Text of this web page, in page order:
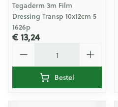
Tegaderm 3m Film
Dressing Transp 10x12cm 5
1626p
€ 13,24
Bestel